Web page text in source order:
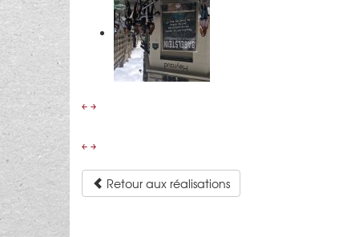
￩ ￫
￩ ￫
Retour aux réalisations